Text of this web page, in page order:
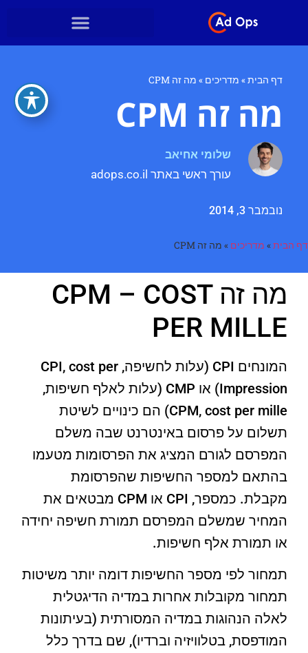
דף הבית» מדריכים » מה זה CPM
מה זה CPM
שלומי אחיאב
עורך ראשי באתר adops.co.il
נובמבר 3, 2014
דף הבית» מדריכים » מה זה CPM
מה זה CPM – COST
PER MILLE
המונחים CPI (עלות לחשיפה, CPI, cost per
Impression) או CMP (עלות לאלף חשיפות,
CPM, cost per mille) הם כינויים לשיטת
תשלום על פרסום באינטרנט שבה משלם
המפרסם לגורם המציג את הפרסומות מטעמו
בהתאם למספר החשיפות שהפרסומת
מקבלת. כמספר, CPI או CPM מבטאים את
המחיר שמשלם המפרסם תמורת חשיפה יחידה
או תמורת אלף חשיפות.
תמחור לפי מספר החשיפות דומה יותר משיטות
תמחור מקובלות אחרות במדיה הדיגטלית
לאלה הנהוגות במדיה המסורתית (בעיתונות
המודפסת, בטלוויזיה וברדיו), שם בדרך כלל